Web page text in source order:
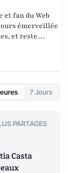
fan du Web
émerveillée
et reste
permettre
que les
si différents
s'entendre.
7 Jours
PARTAGES
Casta